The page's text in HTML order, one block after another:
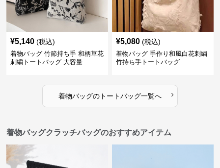
¥5,140 (税込)
着物バッグ 竹節持ち手 和柄草花
刺繍トートバッグ 大容量
¥5,080 (税込)
着物バッグ 手作り和風白花刺繍
竹持ち手トートバッグ
着物バッグのトートバッグ一覧へ ›
着物バッグクラッチバッグのおすすめアイテム